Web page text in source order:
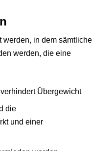
werden, in dem sämtliche
werden, die eine
Übergewicht
die
und einer